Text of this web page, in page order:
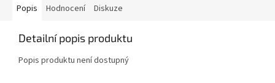
Popis Hodnocení Diskuze
Detailní popis produktu
Popis produktu není dostupný